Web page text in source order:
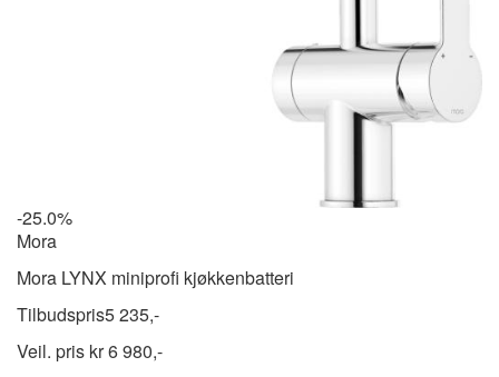
-25.0%
Mora
Mora LYNX miniprofi kjøkkenbatteri
Tilbudspris5 235,-
Veil. pris kr6 980,-